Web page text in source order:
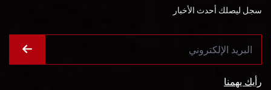
سجل ليصلك أحدث الأخبار
رأيك يهمنا